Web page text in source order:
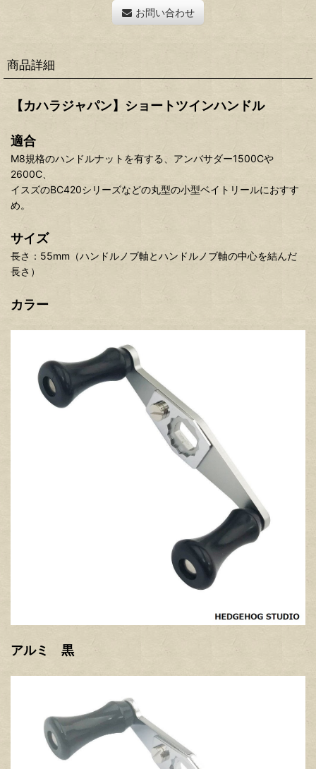
お問い合わせ
商品詳細
【カハラジャパン】ショートツインハンドル
適合
M8規格のハンドルナットを有する、アンバサダー1500Cや
2600C、
イスズのBC420シリーズなどの丸型の小型ベイトリールにおすす
め。
サイズ
長さ：55mm（ハンドルノブ軸とハンドルノブ軸の中心を結んだ
長さ）
カラー
アルミ 黒